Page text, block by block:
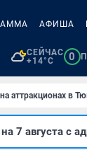
АФИША
СЕЙЧАС
+14°C
0
аттракционах в
7 августа с